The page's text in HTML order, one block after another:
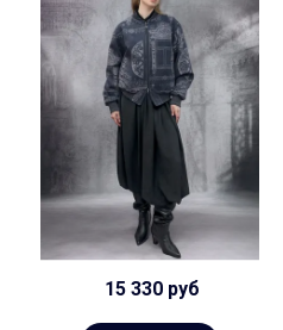
15 330 руб